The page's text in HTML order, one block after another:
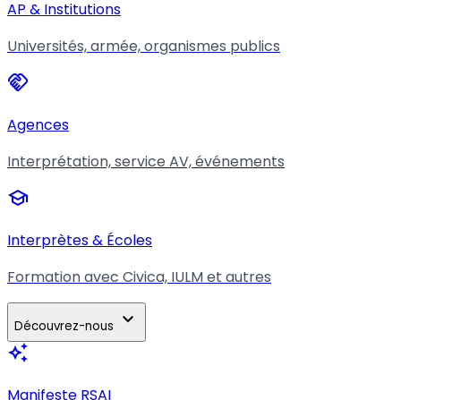
AP & Institutions
Universités, armée, organismes publics
handshake
Agences
Interprétation, service AV, événements
school
Interprètes & Écoles
Formation avec Civica, IULM et autres
Découvrez-nous expand_more
auto_awesome
Manifeste RSAI